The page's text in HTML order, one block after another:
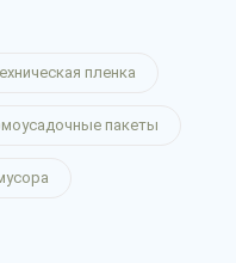
пленка
пакеты